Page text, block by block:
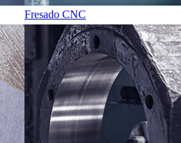
Fresado CNC